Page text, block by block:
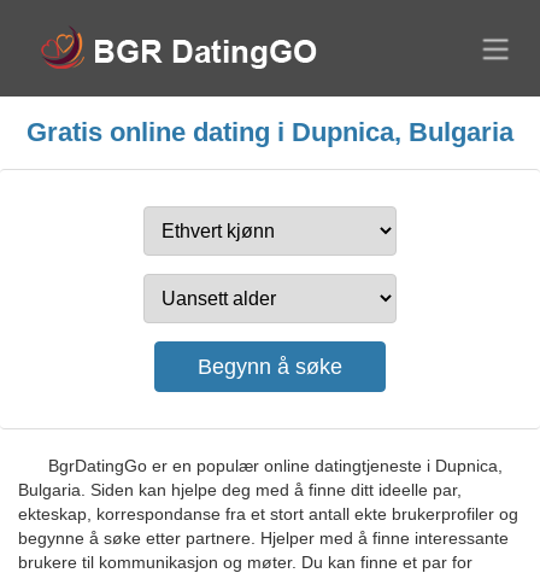
Gratis online dating i Dupnica, Bulgaria
BgrDatingGo er en populær online datingtjeneste i Dupnica,
Bulgaria. Siden kan hjelpe deg med å finne ditt ideelle par,
ekteskap, korrespondanse fra et stort antall ekte brukerprofiler og
begynne å søke etter partnere. Hjelper med å finne interessante
brukere til kommunikasjon og møter. Du kan finne et par for